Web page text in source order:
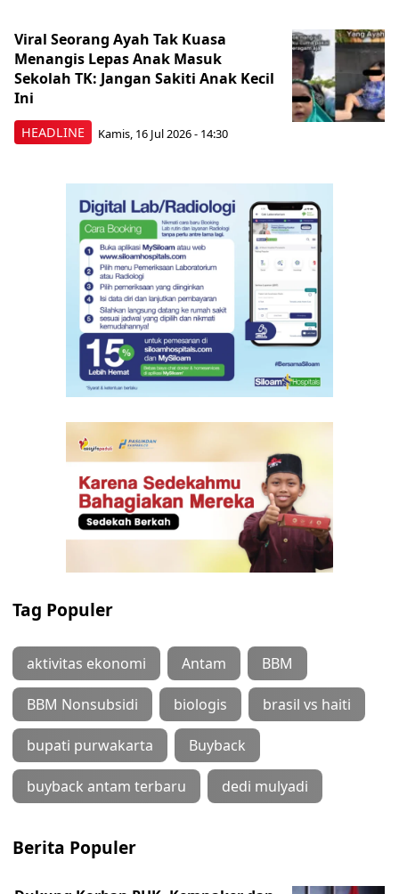
HEADLINE
Viral Seorang Ayah Tak Kuasa
Menangis Lepas Anak Masuk
Sekolah TK: Jangan Sakiti Anak Kecil
Ini
Kamis, 16 Jul 2026 - 14:30
Tag Populer
aktivitas ekonomi Antam BBM
BBM Nonsubsidi biologis brasil vs haiti
bupati purwakarta Buyback
buyback antam terbaru dedi mulyadi
Berita Populer